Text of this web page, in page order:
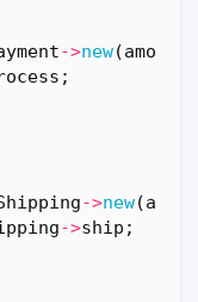
->new(amount
;
->new(
->ship ;